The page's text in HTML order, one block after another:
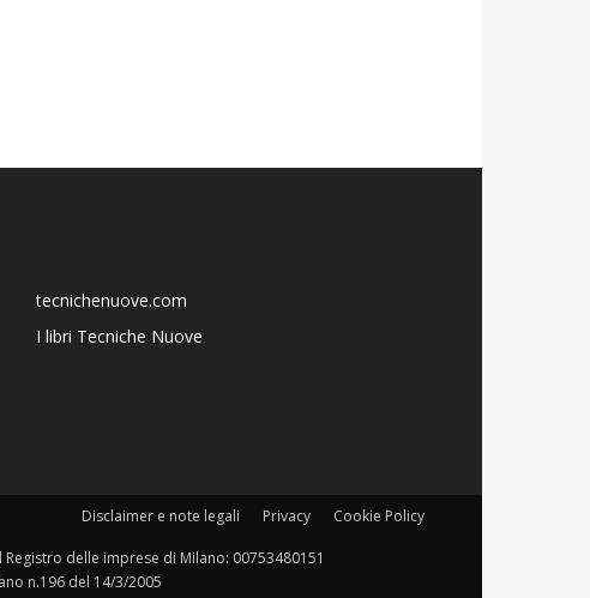
tecnichenuove.com
I libri Tecniche Nuove
Disclaimer e note legali Privacy Cookie Policy
delle imprese di Milano: 00753480151
n.196 del 14/3/2005